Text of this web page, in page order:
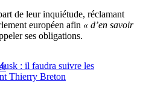
de leur inquiétude, réclamant
européen afin « d’en savoir
ses obligations.
: il faudra suivre les
Thierry Breton